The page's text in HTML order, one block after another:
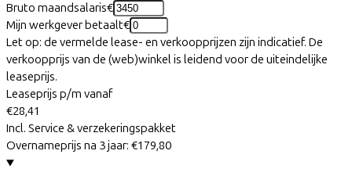
Bruto maandsalaris€
Mijn werkgever betaalt€
Let op: de vermelde lease- en verkoopprijzen zijn indicatief. De
verkoopprijs van de (web)winkel is leidend voor de uiteindelijke
leaseprijs.
Leaseprijs p/m vanaf
€28,41
Incl. Service & verzekeringspakket
Overnameprijs na 3 jaar: €179,80